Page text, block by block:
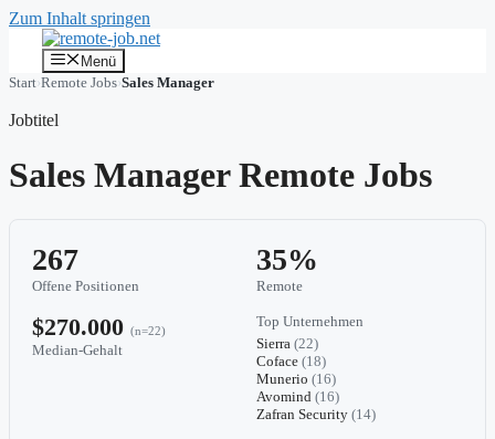
Zum Inhalt springen
Menü
Start›Remote Jobs›Sales Manager
Jobtitel
Sales Manager Remote Jobs
267
Offene Positionen
35%
Remote
$270.000 (n=22)
Median-Gehalt
Top Unternehmen
Sierra (22)
Coface (18)
Munerio (16)
Avomind (16)
Zafran Security (14)